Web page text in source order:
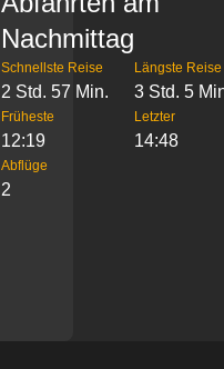
Nachmittag
Schnellste Reise
2 Std. 57 Min.
Längste Reise
3 Std. 5
Früheste
12:19
Letzter
14:48
Abflüge
2